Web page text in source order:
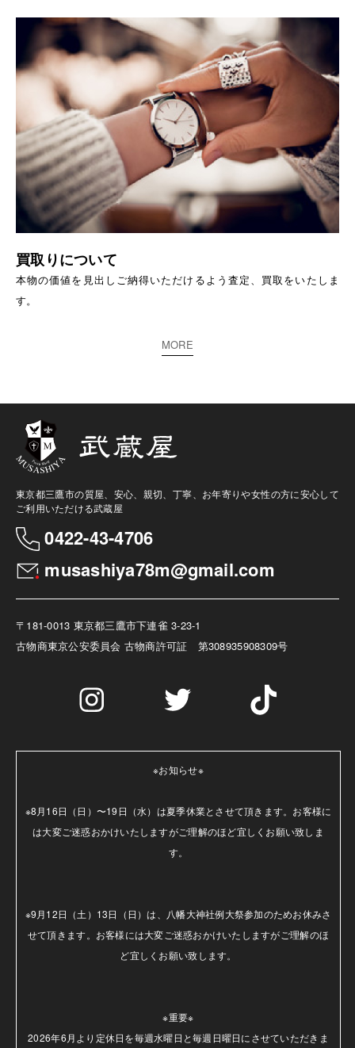
買取りについて
本物の価値を見出しご納得いただけるよう査定、買取をいたしま
す。
MORE
東京都三鷹市の質屋、安心、親切、丁寧、お年寄りや女性の方に安心して
ご利用いただける武蔵屋
0422-43-4706
musashiya78m@gmail.com
〒181-0013 東京都三鷹市下連雀 3-23-1
古物商東京公安委員会 古物商許可証 第308935908309号
※お知らせ※
※8月16日（日）〜19日（水）は夏季休業とさせて頂きます。お客様に
は大変ご迷惑おかけいたしますがご理解のほど宜しくお願い致しま
す。
※9月12日（土）13日（日）は、八幡大神社例大祭参加のためお休みさ
せて頂きます。お客様には大変ご迷惑おかけいたしますがご理解のほ
ど宜しくお願い致します。
※重要※
2026年6月より定休日を毎週水曜日と毎週日曜日にさせていただきま